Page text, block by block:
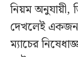
নিয়ম অনুযায়ী,
দেখলেই একজন
ম্যাচের